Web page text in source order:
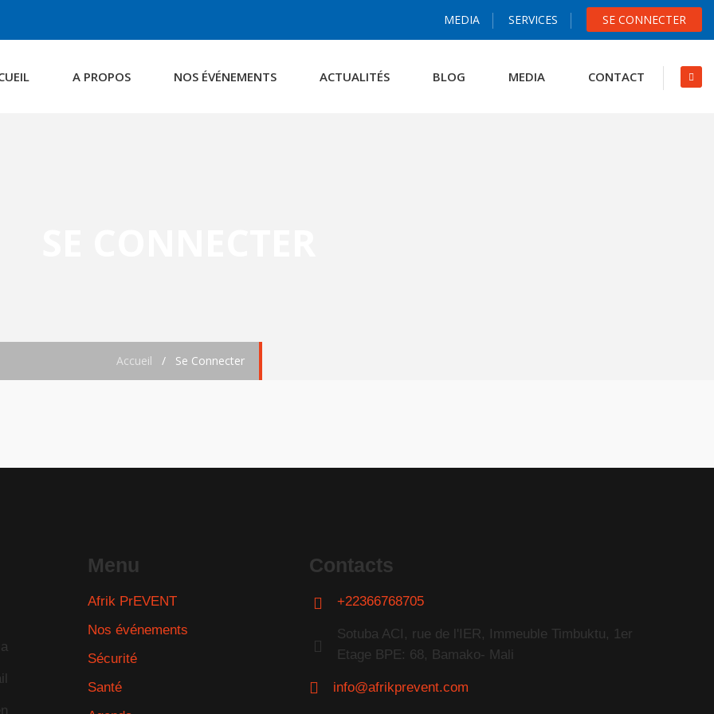
MEDIA SERVICES SE CONNECTER
A PROPOS NOS ÉVÉNEMENTS ACTUALITÉS BLOG MEDIA CONTACT
Accueil / Se Connecter
Menu
Afrik PrEVENT
Nos événements
Sécurité
Santé
Contacts
+22366768705
Sotuba ACI, rue de l'IER, Immeuble Timbuktu, 1er
Etage BPE: 68, Bamako- Mali
info@afrikprevent.com